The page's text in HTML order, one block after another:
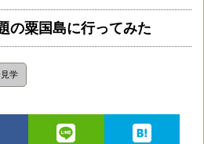
の粟国島に行ってみた
学